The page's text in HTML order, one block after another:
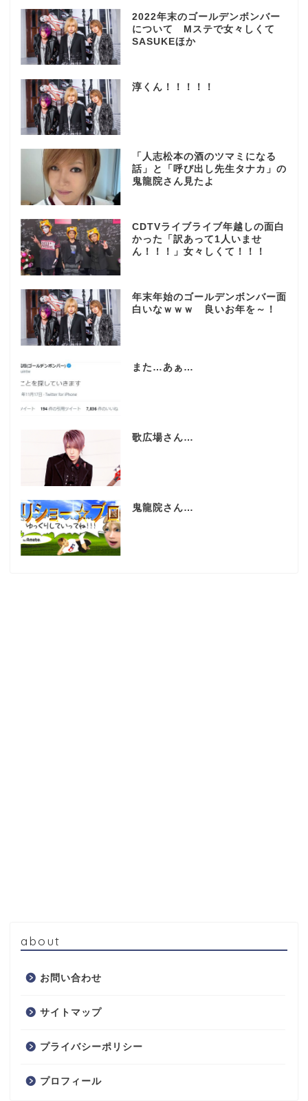
2022年末のゴールデンボンバー
について Mステで女々しくて
SASUKEほか
淳くん！！！！！
「人志松本の酒のツマミになる
話」と「呼び出し先生タナカ」の
鬼龍院さん見たよ
CDTVライブライブ年越しの面白
かった「訳あって1人いませ
ん！！！」女々しくて！！！
年末年始のゴールデンボンバー面
白いなｗｗｗ 良いお年を～！
また…あぁ…
歌広場さん…
鬼龍院さん…
about
お問い合わせ
サイトマップ
プライバシーポリシー
プロフィール